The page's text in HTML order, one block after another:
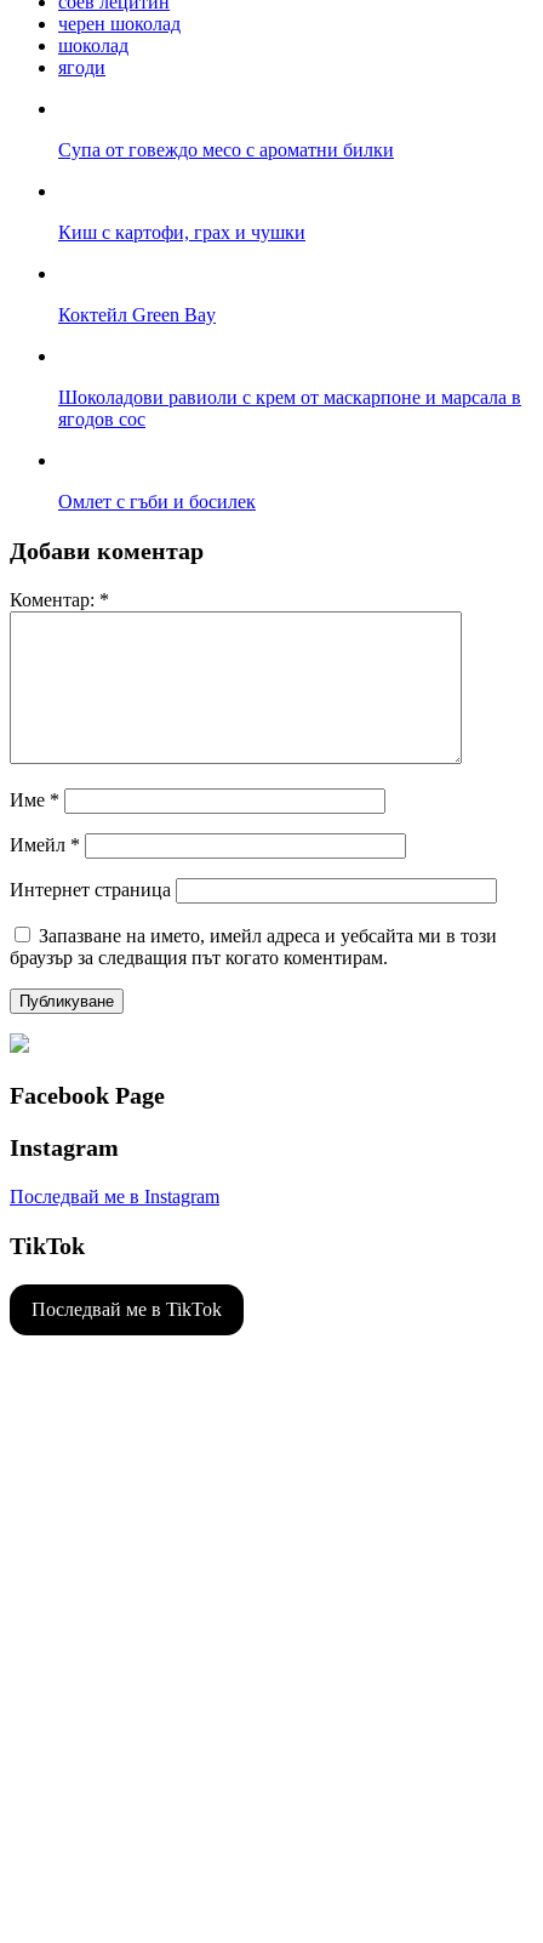
черен шоколад
шоколад
ягоди
Супа от говеждо месо с ароматни билки
Киш с картофи, грах и чушки
Коктейл Green Bay
Шоколадови равиоли с крем от маскарпоне и марсала в
ягодов сос
Омлет с гъби и босилек
Добави коментар
Коментар: *
Име *
Имейл *
Интернет страница
Запазване на името, имейл адреса и уебсайта ми в този
браузър за следващия път когато коментирам.
Facebook Page
Instagram
Последвай ме в Instagram
TikTok
Последвай ме в TikTok